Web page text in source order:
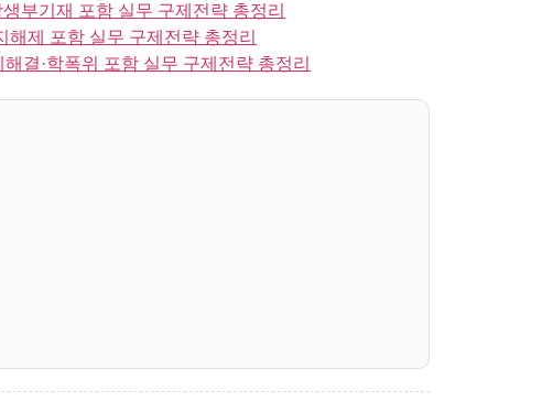
부기재 포함 실무 구제전략 총정리
해제 포함 실무 구제전략 총정리
결·학폭위 포함 실무 구제전략 총정리